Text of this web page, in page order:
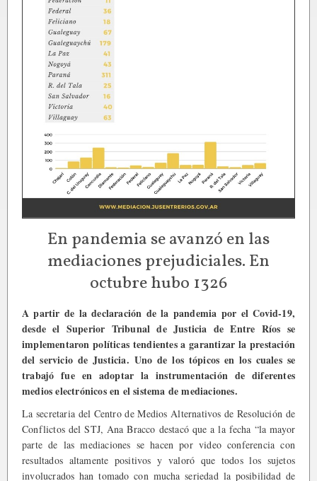
En pandemia se avanzó en las
mediaciones prejudiciales. En
octubre hubo 1326
A partir de la declaración de la pandemia por el Covid-19,
desde el Superior Tribunal de Justicia de Entre Ríos se
implementaron políticas tendientes a garantizar la prestación
del servicio de Justicia. Uno de los tópicos en los cuales se
trabajó fue en adoptar la instrumentación de diferentes
medios electrónicos en el sistema de mediaciones.
La secretaria del Centro de Medios Alternativos de Resolución de
Conflictos del STJ, Ana Bracco destacó que a la fecha “la mayor
parte de las mediaciones se hacen por video conferencia con
resultados altamente positivos y valoró que todos los sujetos
involucrados han tomado con mucha seriedad la posibilidad de